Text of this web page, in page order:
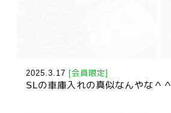
2025.3.17 [会員限定]
SLの車庫入れの真似なんやな＾＾